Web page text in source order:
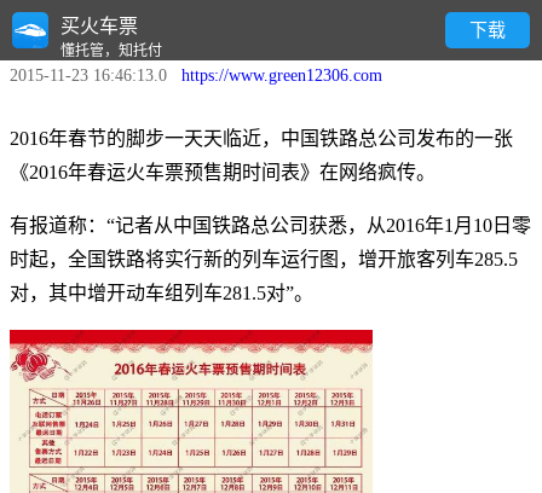
买火车票
懂托管，知托付
下载
2016春运抢票，需要知道的几点
2015-11-23 16:46:13.0 https://www.green12306.com
2016年春节的脚步一天天临近，中国铁路总公司发布的一张
《2016年春运火车票预售期时间表》在网络疯传。
有报道称：“记者从中国铁路总公司获悉，从2016年1月10日零
时起，全国铁路将实行新的列车运行图，增开旅客列车285.5
对，其中增开动车组列车281.5对”。